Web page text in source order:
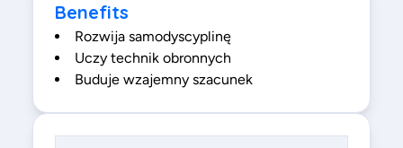
Benefits
Rozwija samodyscyplinę
Uczy technik obronnych
Buduje wzajemny szacunek